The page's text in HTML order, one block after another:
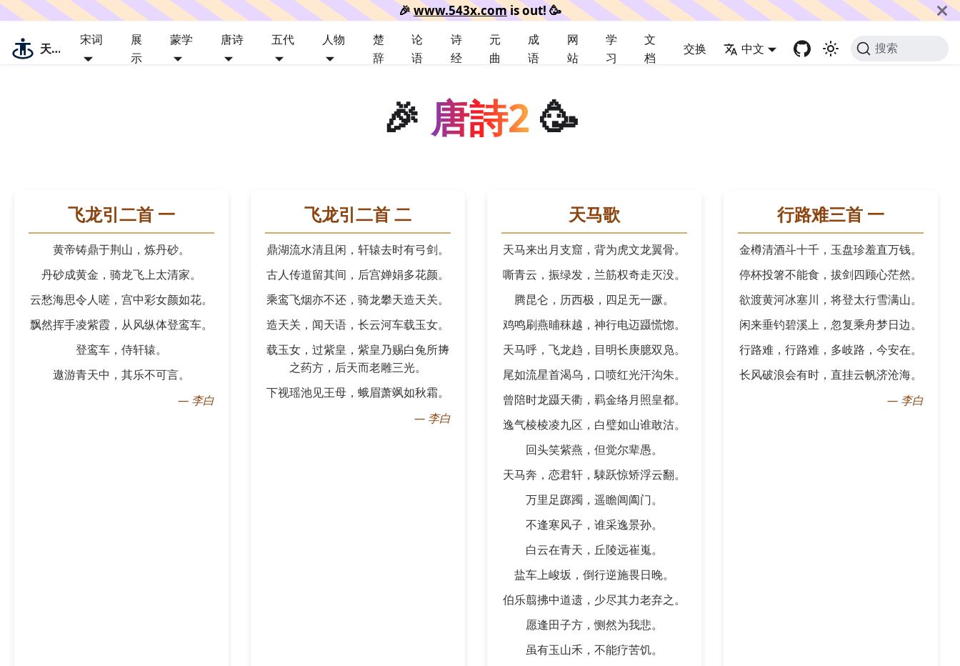
🎉️www.543x.comis out!🥳️
天涯
宋词
展
示
蒙学 唐诗 五代 人物
楚
辞
论
语
诗
经
元
曲
成
语
网
站
学
习
文
档
交换 中文 搜索
🎉 唐詩2 🥳
飞龙引二首 一
黄帝铸鼎于荆山，炼丹砂。
丹砂成黄金，骑龙飞上太清家。
云愁海思令人嗟，宫中彩女颜如花。
飘然挥手凌紫霞，从风纵体登鸾车。
登鸾车，侍轩辕。
遨游青天中，其乐不可言。
— 李白
飞龙引二首 二
鼎湖流水清且闲，轩辕去时有弓剑。
古人传道留其间，后宫婵娟多花颜。
乘鸾飞烟亦不还，骑龙攀天造天关。
造天关，闻天语，长云河车载玉女。
载玉女，过紫皇，紫皇乃赐白兔所𢭏
之药方，后天而老雕三光。
下视瑶池见王母，蛾眉萧飒如秋霜。
— 李白
天马歌
天马来出月支窟，背为虎文龙翼骨。
嘶青云，振绿发，兰筋权奇走灭没。
腾昆仑，历西极，四足无一蹶。
鸡鸣刷燕晡秣越，神行电迈蹑慌惚。
天马呼，飞龙趋，目明长庚臆双凫。
尾如流星首渴乌，口喷红光汗沟朱。
曾陪时龙蹑天衢，羁金络月照皇都。
逸气棱棱凌九区，白璧如山谁敢沽。
回头笑紫燕，但觉尔辈愚。
天马奔，恋君轩，駷跃惊矫浮云翻。
万里足踯躅，遥瞻阊阖门。
不逢寒风子，谁采逸景孙。
白云在青天，丘陵远崔嵬。
盐车上峻坂，倒行逆施畏日晚。
伯乐翦拂中道遗，少尽其力老弃之。
愿逢田子方，恻然为我悲。
虽有玉山禾，不能疗苦饥。
行路难三首 一
金樽清酒斗十千，玉盘珍羞直万钱。
停杯投箸不能食，拔剑四顾心茫然。
欲渡黄河冰塞川，将登太行雪满山。
闲来垂钓碧溪上，忽复乘舟梦日边。
行路难，行路难，多岐路，今安在。
长风破浪会有时，直挂云帆济沧海。
— 李白